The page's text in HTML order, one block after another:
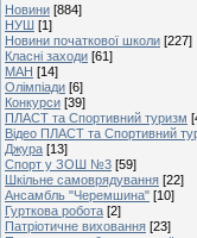
Новини [884]
НУШ [1]
Новини початкової школи [227]
Класні заходи [61]
МАН [14]
Олімпіади [6]
Конкурси [39]
ПЛАСТ та Спортивний туризм
Відео ПЛАСТ та Спортивний
Джура [13]
Спорт у ЗОШ №3 [59]
Шкільне самоврядування [22]
Ансамбль "Черемшина" [10]
Гурткова робота [2]
Патріотичне виховання [23]